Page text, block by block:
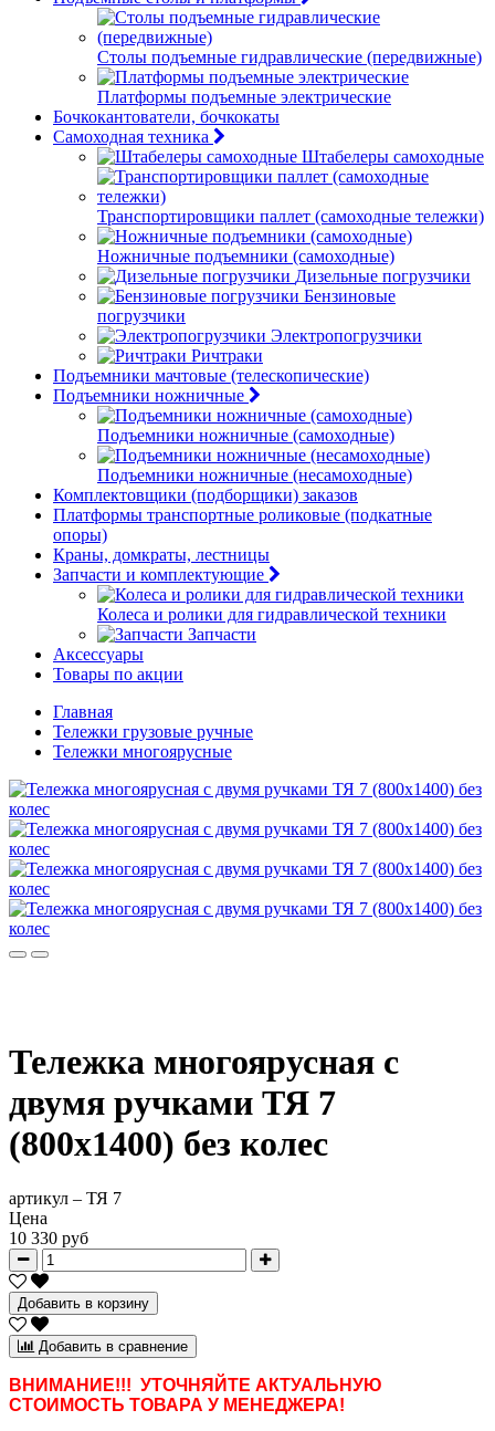
Столы подъемные гидравлические (передвижные)
Платформы подъемные электрические
Бочкокантователи, бочкокаты
Самоходная техника
Штабелеры самоходные
Транспортировщики паллет (самоходные тележки)
Ножничные подъемники (самоходные)
Дизельные погрузчики
Бензиновые
погрузчики
Электропогрузчики
Ричтраки
Подъемники мачтовые (телескопические)
Подъемники ножничные
Подъемники ножничные (самоходные)
Подъемники ножничные (несамоходные)
Комплектовщики (подборщики) заказов
Платформы транспортные роликовые (подкатные
опоры)
Краны, домкраты, лестницы
Запчасти и комплектующие
Колеса и ролики для гидравлической техники
Запчасти
Аксессуары
Товары по акции
Главная
Тележки грузовые ручные
Тележки многоярусные
Тележка многоярусная с
двумя ручками ТЯ 7
(800х1400) без колес
артикул – ТЯ 7
Цена
10 330 руб
Добавить в корзину
Добавить в сравнение
ВНИМАНИЕ!!! УТОЧНЯЙТЕ АКТУАЛЬНУЮ
СТОИМОСТЬ ТОВАРА У МЕНЕДЖЕРА!